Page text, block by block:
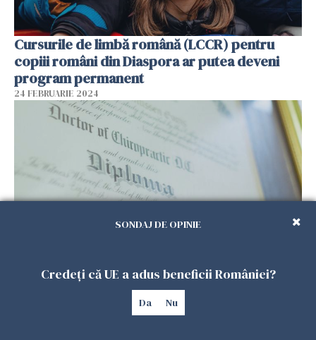
Cursurile de limbă română (LCCR) pentru
copiii români din Diaspora ar putea deveni
program permanent
24 FEBRUARIE 2024
Diplome românești, recunoscute automat de
țările din UE. Despre ce categorie de
SONDAJ DE OPINIE
Credeți că UE a adus beneficii României?
Da Nu